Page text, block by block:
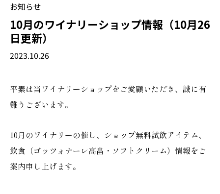
お知らせ
10月のワイナリーショップ情報（10月26
日更新）
2023.10.26
平素は当ワイナリーショップをご愛顧いただき、誠に有
難うございます。
10月のワイナリーの催し、ショップ無料試飲アイテム、
飲食（ゴッツォナーレ高畠・ソフトクリーム）情報をご
案内申し上げます。